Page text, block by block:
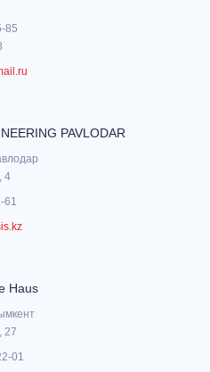
85
PAVLODAR
4
61
Haus
27
01